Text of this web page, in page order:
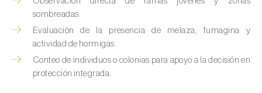
Chinche del sur (
Chinche del tomate (
Chinche europea de las semillas
sombreadas.
Evaluación de la presencia de melaza, fumagina y
actividad de hormigas.
Conteo de individuos o colonias para apoyo a la decisión en
protección integrada.